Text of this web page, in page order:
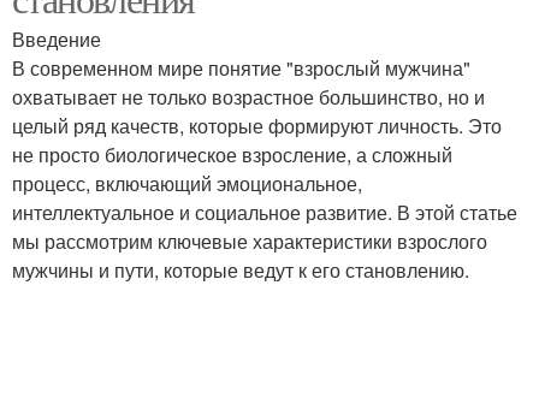
Введение
В современном мире понятие "взрослый мужчина"
охватывает не только возрастное большинство, но и
целый ряд качеств, которые формируют личность. Это
не просто биологическое взросление, а сложный
процесс, включающий эмоциональное,
интеллектуальное и социальное развитие. В этой статье
мы рассмотрим ключевые характеристики взрослого
мужчины и пути, которые ведут к его становлению.